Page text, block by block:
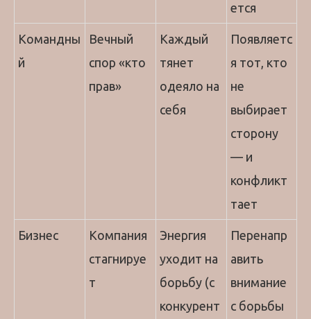
ется
Командны
й
Вечный
спор «кто
прав»
Каждый
тянет
одеяло на
себя
Появляетс
я тот, кто
не
выбирает
сторону
— и
конфликт
тает
Бизнес
Компания
стагнируе
т
Энергия
уходит на
борьбу (с
конкурент
Перенапр
авить
внимание
с борьбы